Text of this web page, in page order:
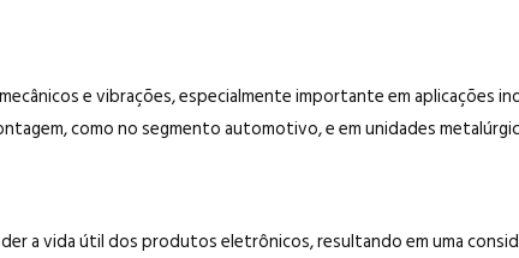
e vibrações, especialmente importante em aplicações
como no segmento automotivo, e em unidades
a vida útil dos produtos eletrônicos, resultando em uma